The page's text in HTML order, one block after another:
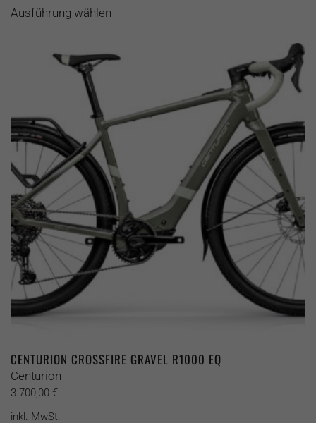
Ausführung wählenProdukt
mehrere
Optionen
auf
der
Produktseite
gewählt
werden
CENTURION CROSSFIRE GRAVEL R1000 EQ
Centurion
3.700,00 €
inkl. MwSt.